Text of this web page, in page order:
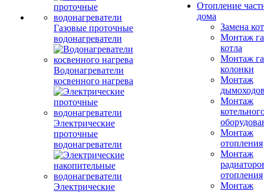
Газовые проточные
водонагреватели
Водонагреватели
косвенного нагрева
Электрические
проточные
водонагреватели
Электрические
Отопление
дома
Замена
Монтаж
котла
Монтаж
колонки
Монтаж
Монтаж
Монтаж
отопления
Монтаж
отопления
Монтаж